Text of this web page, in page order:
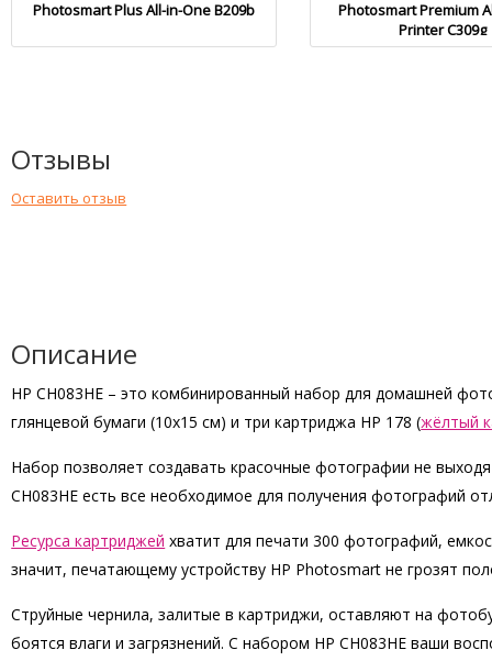
Описание
HP CH083HE – это комбинированный набор для домашней
глянцевой бумаги (10х15 см) и три картриджа HP 178 (жёлтый
Набор позволяет создавать красочные фотографии не
CH083HE есть все необходимое для получения фотографий
Ресурса картриджей хватит для печати 300 фотографий,
значит, печатающему устройству HP Photosmart не грозят
Струйные чернила, залитые в картриджи, оставляют на
боятся влаги и загрязнений. С набором HP CH083HE ваши
Photosmart Plus All-in-One B209b
Photosmart Premium
Printer C309g
Отзывы
Оставить отзыв